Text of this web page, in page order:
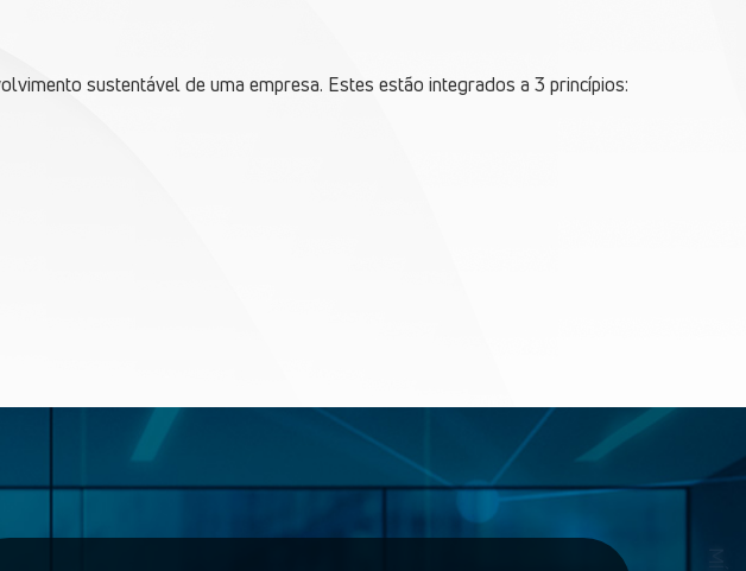
sustentável de uma empresa. Estes estão integrados a 3 princípios: